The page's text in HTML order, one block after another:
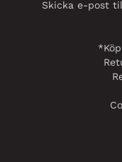
Skicka e-post